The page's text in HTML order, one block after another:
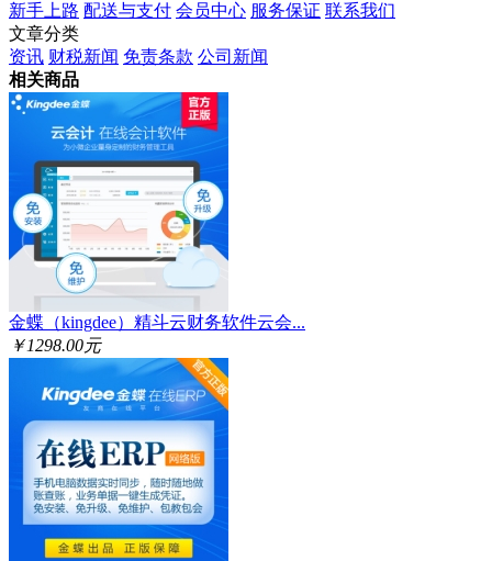
新手上路 配送与支付 会员中心 服务保证 联系我们
文章分类
资讯 财税新闻 免责条款 公司新闻
相关商品
金蝶（kingdee）精斗云财务软件云会...
￥1298.00元